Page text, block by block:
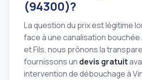
(94300)?
La question du prix est légitime
face à une canalisation
et Fils, nous prônons la
fournissons un devis gratuit
intervention de débouchage à